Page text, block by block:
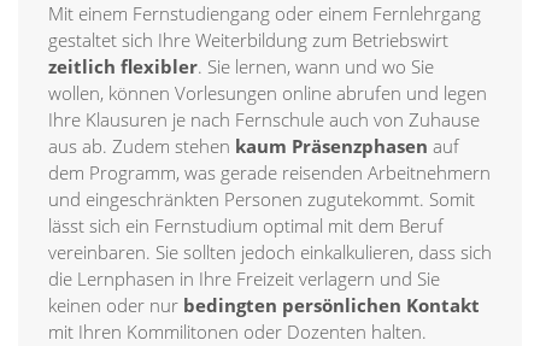
Mit einem Fernstudiengang oder einem Fernlehrgang
gestaltet sich Ihre Weiterbildung zum Betriebswirt
zeitlich flexibler. Sie lernen, wann und wo Sie
wollen, können Vorlesungen online abrufen und legen
Ihre Klausuren je nach Fernschule auch von Zuhause
aus ab. Zudem stehen kaum Präsenzphasen auf
dem Programm, was gerade reisenden Arbeitnehmern
und eingeschränkten Personen zugutekommt. Somit
lässt sich ein Fernstudium optimal mit dem Beruf
vereinbaren. Sie sollten jedoch einkalkulieren, dass sich
die Lernphasen in Ihre Freizeit verlagern und Sie
keinen oder nur bedingten persönlichen Kontakt
mit Ihren Kommilitonen oder Dozenten halten.